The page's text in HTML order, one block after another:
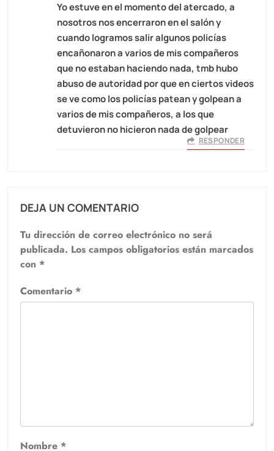
Yo estuve en el momento del atercado, a
nosotros nos encerraron en el salón y
cuando logramos salir algunos policías
encañonaron a varios de mis compañeros
que no estaban haciendo nada, tmb hubo
abuso de autoridad por que en ciertos videos
se ve como los policías patean y golpean a
varios de mis compañeros, a los que
detuvieron no hicieron nada de golpear
RESPONDER
DEJA UN COMENTARIO
Tu dirección de correo electrónico no será
publicada. Los campos obligatorios están marcados
con *
Comentario *
Nombre *